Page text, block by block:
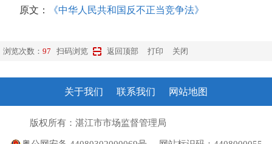
原文： 《中华人民共和国反不正当竞争法》
浏览次数： 97 扫码浏览 返回顶部 打印 关闭
关于我们 联系我们 网站地图
版权所有：湛江市市场监督管理局